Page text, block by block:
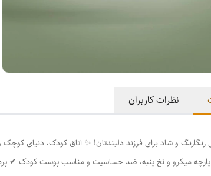
نظرات کاربران
رنگارنگ و شاد برای فرزند دلبندتان! ✨ اتاق کودک، دنیای
میکرو و نخ پنبه، ضد حساسیت و مناسب پوست کودک ✔